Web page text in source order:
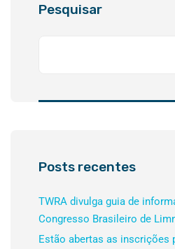
Pesquisar
Posts recentes
TWRA divulga guia de
Congresso Brasileiro de
Estão abertas as inscrições